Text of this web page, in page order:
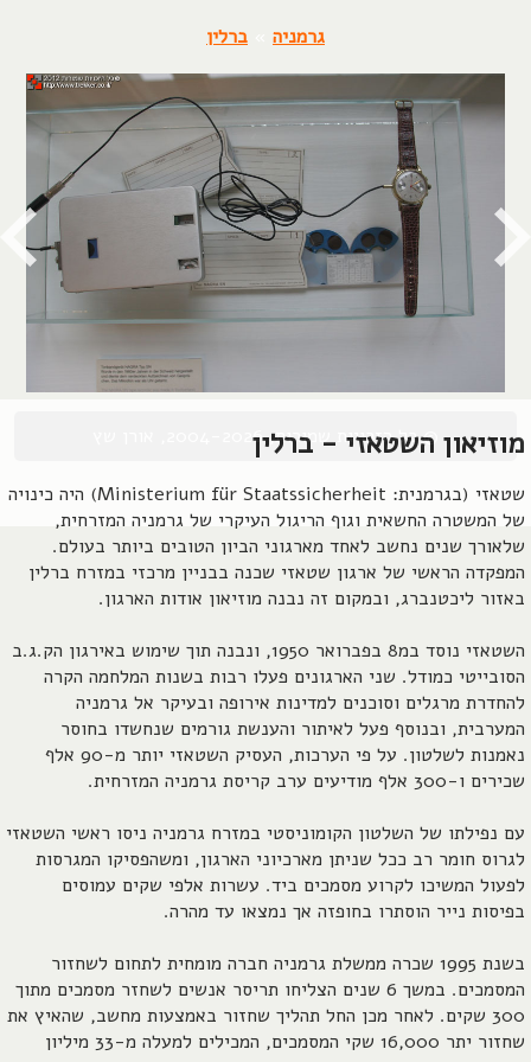
גרמניה ברלין
מוזיאון השטאזי - ברלין
שטאזי (בגרמנית: Ministerium für Staatssicherheit) היה כינויה
של המשטרה החשאית וגוף הריגול העיקרי של גרמניה המזרחית,
שלאורך שנים נחשב לאחד מארגוני הביון הטובים ביותר בעולם.
המפקדה הראשי של ארגון שטאזי שכנה בבניין מרכזי במזרח ברלין
באזור ליכטנברג, ובמקום זה נבנה מוזיאון אודות הארגון.
השטאזי נוסד במ8 בפברואר 1950, ונבנה תוך שימוש באירגון הק.ג.ב
הסובייטי כמודל. שני הארגונים פעלו רבות בשנות המלחמה הקרה
להחדרת מרגלים וסוכנים למדינות אירופה ובעיקר אל גרמניה
המערבית, ובנוסף פעל לאיתור והענשת גורמים שנחשדו בחוסר
נאמנות לשלטון. על פי הערכות, העסיק השטאזי יותר מ-90 אלף
שכירים ו-300 אלף מודיעים ערב קריסת גרמניה המזרחית.
עם נפילתו של השלטון הקומוניסטי במזרח גרמניה ניסו ראשי השטאזי
לגרוס חומר רב ככל שניתן מארכיוני הארגון, ומשהפסיקו המגרסות
לפעול המשיכו לקרוע מסמכים ביד. עשרות אלפי שקים עמוסים
בפיסות נייר הוסתרו בחופזה אך נמצאו עד מהרה.
בשנת 1995 שכרה ממשלת גרמניה חברה מומחית לתחום לשחזור
המסמכים. במשך 6 שנים הצליחו תריסר אנשים לשחזר מסמכים מתוך
300 שקים. לאחר מכן החל תהליך שחזור באמצעות מחשב, שהאיץ את
שחזור יתר 16,000 שקי המסמכים, המכילים למעלה מ-33 מיליון
© כל הזכויות שמורות, 2004-2026, אורן שץ